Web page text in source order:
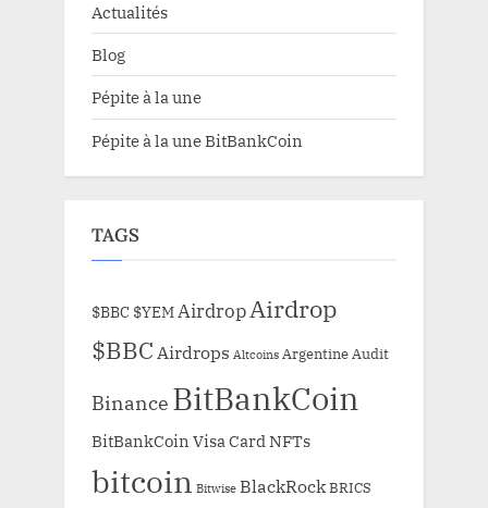
Actualités
Blog
Pépite à la une
Pépite à la une BitBankCoin
TAGS
$BBC $YEMAirdropAirdrop
$BBCAirdrops Altcoins Argentine Audit
Binance BitBankCoin
BitBankCoin Visa Card NFTs
bitcoin Bitwise BlackRockBRICS